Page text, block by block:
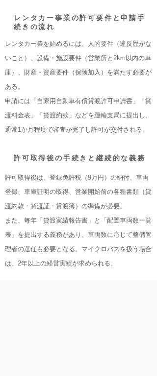
レンタカー事業の許可要件と申請手
続きの流れ
レンタカー業を始めるには、人的要件（違反歴がな
いこと）、設備・施設要件（営業所と2km以内の車
庫）、財産・資産要件（保険加入）を満たす必要が
ある。
申請には「自家用自動車有償貸渡許可申請書」「貸
渡料金表」「貸渡約款」などを運輸支局に提出し、
通常1か月程度で審査が完了し許可が交付される。
許可取得後の手続きと継続的な義務
許可取得後は、登録免許税（9万円）の納付、車両
登録、車庫証明の取得、営業開始前の各種書類（貸
渡約款・貸渡証・貸渡簿）の準備が必要。
また、毎年「貸渡実績報告書」と「配置車両数一覧
表」を提出する義務があり、車両数に応じて整備管
理者の選任も必要となる。マイクロバスを扱う場合
は、2年以上の経営実績が求められる。